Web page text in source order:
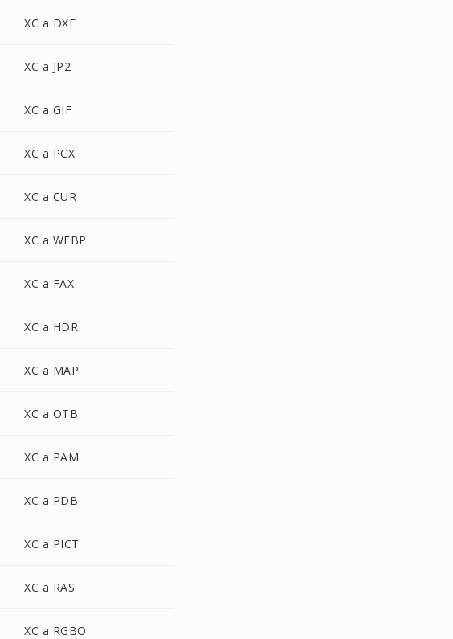
XC a DXF
XC a JP2
XC a GIF
XC a PCX
XC a CUR
XC a WEBP
XC a FAX
XC a HDR
XC a MAP
XC a OTB
XC a PAM
XC a PDB
XC a PICT
XC a RAS
XC a RGBO